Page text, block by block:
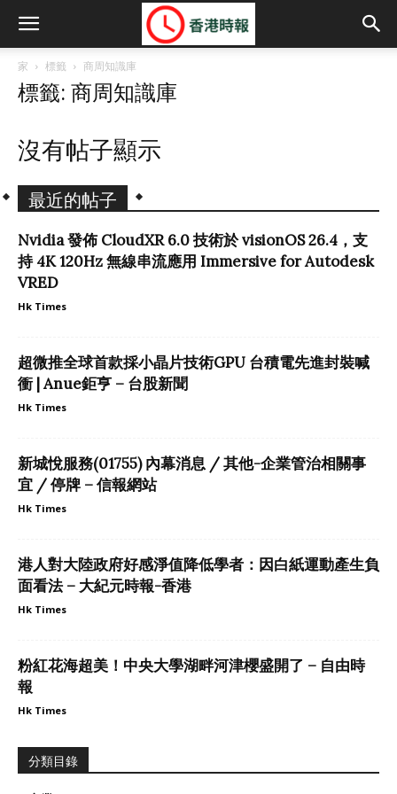
家 標籤 商周知識庫
標籤: 商周知識庫
沒有帖子顯示
最近的帖子
Nvidia 發佈 CloudXR 6.0 技術於 visionOS 26.4，支
持 4K 120Hz 無線串流應用 Immersive for Autodesk
VRED
Hk Times
超微推全球首款採小晶片技術GPU 台積電先進封裝喊
衝 | Anue鉅亨 – 台股新聞
Hk Times
新城悅服務(01755) 內幕消息 / 其他-企業管治相關事
宜 / 停牌 – 信報網站
Hk Times
港人對大陸政府好感淨值降低學者：因白紙運動產生負
面看法 – 大紀元時報-香港
Hk Times
粉紅花海超美！中央大學湖畔河津櫻盛開了 – 自由時
報
Hk Times
分類目錄